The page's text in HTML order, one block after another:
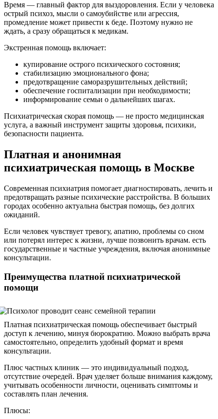
Время — главный фактор для выздоровления. Если у человека
острый психоз, мысли о самоубийстве или агрессия,
промедление может привести к беде. Поэтому нужно не
ждать, а сразу обращаться к медикам.
Экстренная помощь включает:
купирование острого психического состояния;
стабилизацию эмоционального фона;
предотвращение саморазрушительных действий;
обеспечение госпитализации при необходимости;
информирование семьи о дальнейших шагах.
Психиатрическая скорая помощь — не просто медицинская
услуга, а важный инструмент защиты здоровья, психики,
безопасности пациента.
Платная и анонимная
психиатрическая помощь в Москве
Современная психиатрия помогает диагностировать, лечить и
предотвращать разные психические расстройства. В больших
городах особенно актуальна быстрая помощь, без долгих
ожиданий.
Если человек чувствует тревогу, апатию, проблемы со сном
или потерял интерес к жизни, лучше позвонить врачам. есть
государственные и частные учреждения, включая анонимные
консультации.
Преимущества платной психиатрической
помощи
Платная психиатрическая помощь обеспечивает быстрый
доступ к лечению, минуя бюрократию. Можно выбрать врача
самостоятельно, определить удобный формат и время
консультации.
Плюс частных клиник — это индивидуальный подход,
отсутствие очередей. Врач уделяет больше внимания каждому,
учитывать особенности личности, оценивать симптомы и
составлять план лечения.
Плюсы: